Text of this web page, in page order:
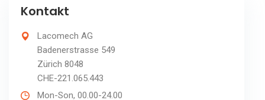
Kontakt
Lacomech AG
Badenerstrasse 549
Zürich 8048
CHE-221.065.443
Mon-Son, 00.00-24.00